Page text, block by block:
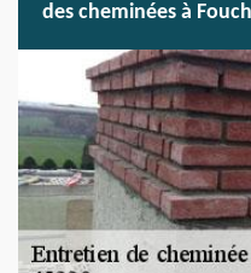
des cheminées à